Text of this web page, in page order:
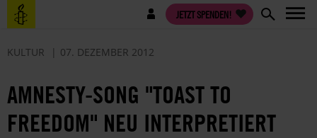
Direkt
zum
Benutzermenü JETZT SPENDEN!
KULTUR 07. DEZEMBER 2012
AMNESTY-SONG "TOAST TO
FREEDOM" NEU INTERPRETIERT